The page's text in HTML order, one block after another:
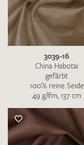
3039-16
China Habotai
gefärbt
100% reine Seide
49 g/lfm, 137 cm